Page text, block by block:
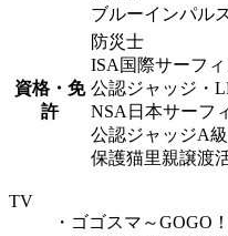
ブルーインパル
資格・免
許
防災士
ISA国際サーフ
公認ジャッジ・
NSA日本サーフ
公認ジャッジA級
保護猫里親譲渡
TV
・ゴゴスマ～GOGO